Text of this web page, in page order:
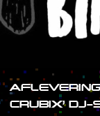
CRUBIX’